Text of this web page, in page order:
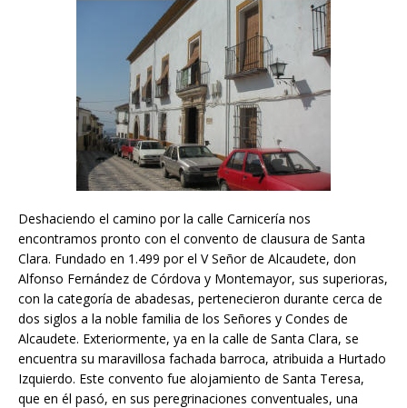
Deshaciendo el camino por la calle Carnicería nos
encontramos pronto con el convento de clausura de Santa
Clara. Fundado en 1.499 por el V Señor de Alcaudete, don
Alfonso Fernández de Córdova y Montemayor, sus superioras,
con la categoría de abadesas, pertenecieron durante cerca de
dos siglos a la noble familia de los Señores y Condes de
Alcaudete. Exteriormente, ya en la calle de Santa Clara, se
encuentra su maravillosa fachada barroca, atribuida a Hurtado
Izquierdo. Este convento fue alojamiento de Santa Teresa,
que en él pasó, en sus peregrinaciones conventuales, una